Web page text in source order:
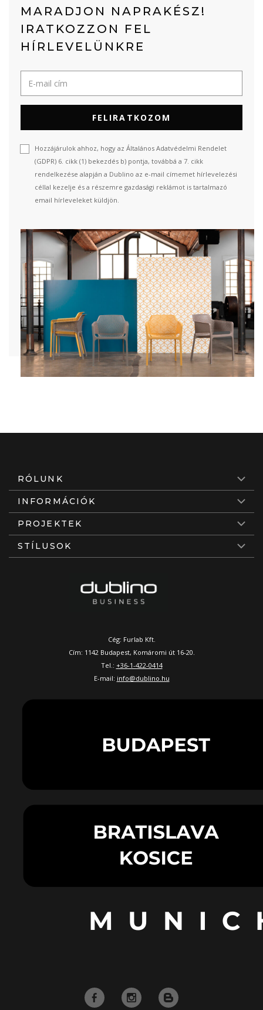
MARADJON NAPRAKÉSZ!
IRATKOZZON FEL
HÍRLEVELÜNKRE
FELIRATKOZOM
Hozzájárulok ahhoz, hogy az Általános Adatvédelmi Rendelet
(GDPR) 6. cikk (1) bekezdés b) pontja, továbbá a 7. cikk
rendelkezése alapján a Dublino az e-mail címemet hírlevelezési
céllal kezelje és a részemre gazdasági reklámot is tartalmazó
email hírleveleket küldjön.
RÓLUNK
INFORMÁCIÓK
PROJEKTEK
STÍLUSOK
Cég: Furlab Kft.
Cím: 1142 Budapest, Komáromi út 16-20.
Tel.: +36-1-422-0414
E-mail: info@dublino.hu